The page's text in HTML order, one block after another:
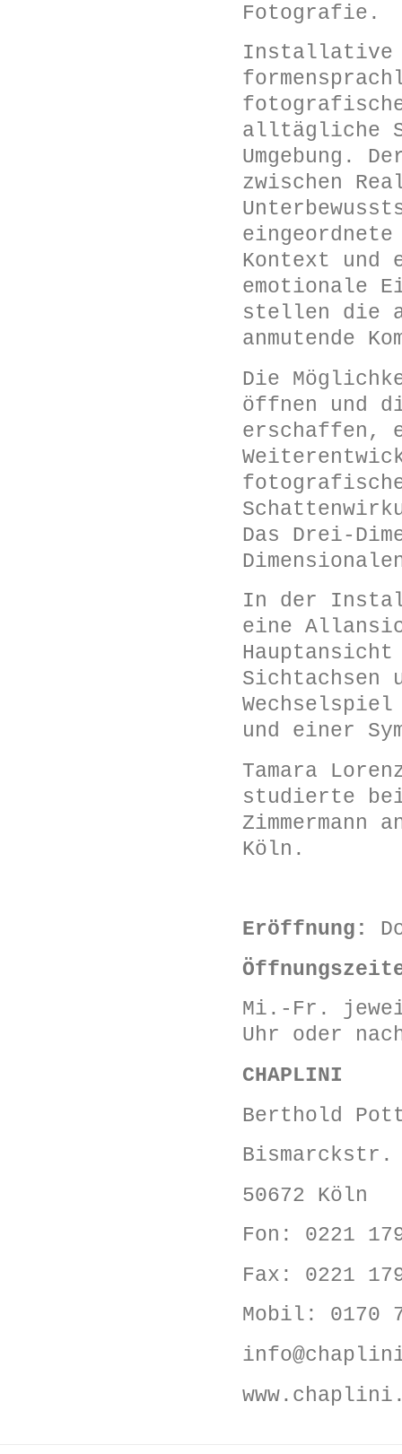
Fotografie.
Installative
alltägliche
Umgebung.
zwischen
Kontext und
emotionale
stellen die
anmutende
Die
öffnen und
erschaffen,
Das Drei-
In der
eine
und einer
Tamara
studierte
Zimmermann
Köln.
Eröffnung:
Mi.-Fr.
Uhr oder
CHAPLINI
Berthold
Bismarckstr.
50672 Köln
Fon: 0221
Fax: 0221
Mobil: 0170